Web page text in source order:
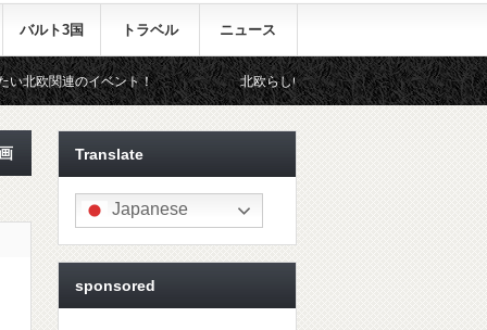
バルト3国 トラベル ニュース
ト！ 北欧らしいギフトをお探しの方はこちら♪
Translate
Japanese
sponsored